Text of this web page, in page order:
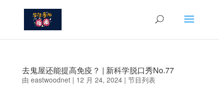
去鬼屋还能提高免疫？ | 新科学脱口秀No.77
由 eastwoodnet| 12 月 24, 2024| 节目列表